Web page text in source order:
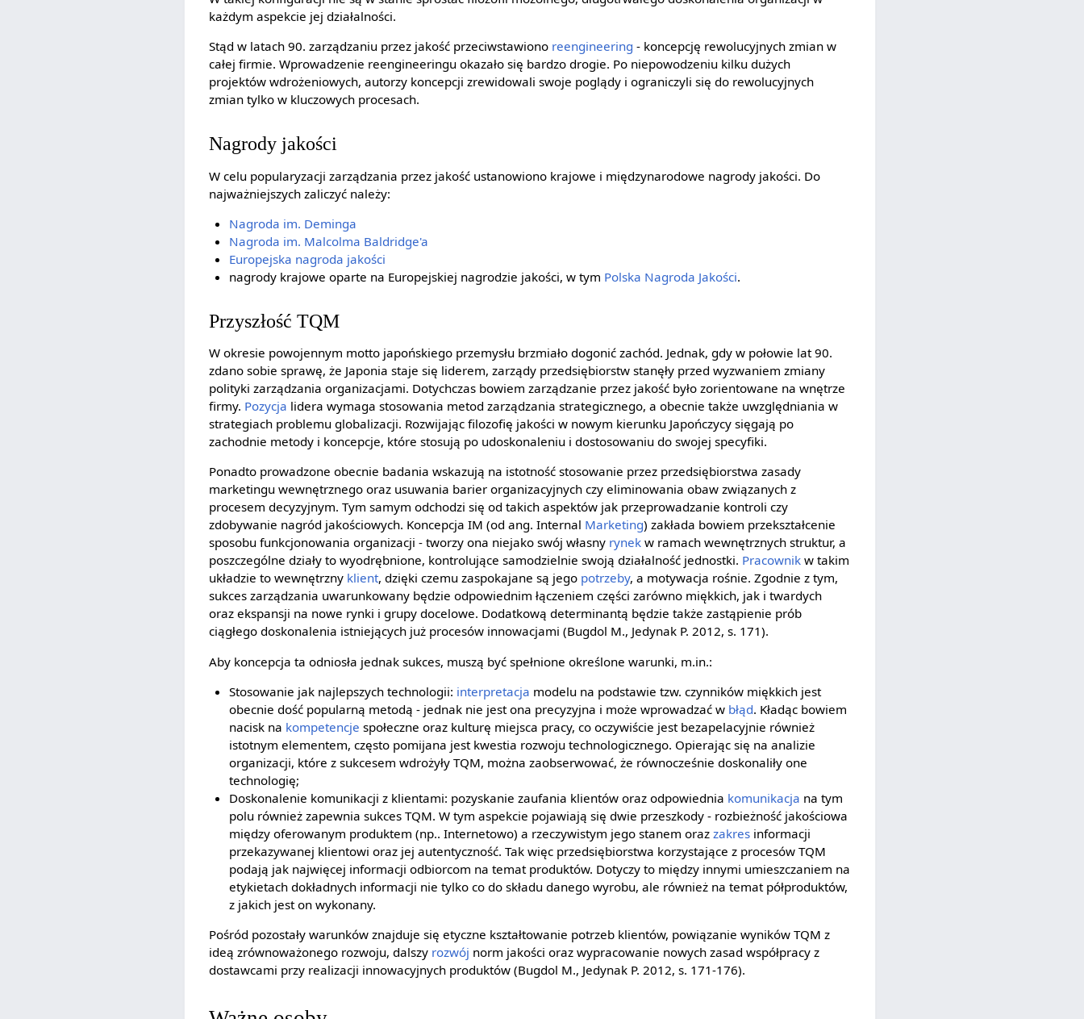
każdym aspekcie jej działalności.
Stąd w latach 90. zarządzaniu przez jakość przeciwstawiono reengineering - koncepcję rewolucyjnych zmian w
całej firmie. Wprowadzenie reengineeringu okazało się bardzo drogie. Po niepowodzeniu kilku dużych
projektów wdrożeniowych, autorzy koncepcji zrewidowali swoje poglądy i ograniczyli się do rewolucyjnych
zmian tylko w kluczowych procesach.
Nagrody jakości
W celu popularyzacji zarządzania przez jakość ustanowiono krajowe i międzynarodowe nagrody jakości. Do
najważniejszych zaliczyć należy:
Nagroda im. Deminga
Nagroda im. Malcolma Baldridge'a
Europejska nagroda jakości
nagrody krajowe oparte na Europejskiej nagrodzie jakości, w tym Polska Nagroda Jakości.
Przyszłość TQM
W okresie powojennym motto japońskiego przemysłu brzmiało dogonić zachód. Jednak, gdy w połowie lat 90.
zdano sobie sprawę, że Japonia staje się liderem, zarządy przedsiębiorstw stanęły przed wyzwaniem zmiany
polityki zarządzania organizacjami. Dotychczas bowiem zarządzanie przez jakość było zorientowane na wnętrze
firmy. Pozycja lidera wymaga stosowania metod zarządzania strategicznego, a obecnie także uwzględniania w
strategiach problemu globalizacji. Rozwijając filozofię jakości w nowym kierunku Japończycy sięgają po
zachodnie metody i koncepcje, które stosują po udoskonaleniu i dostosowaniu do swojej specyfiki.
Ponadto prowadzone obecnie badania wskazują na istotność stosowanie przez przedsiębiorstwa zasady
marketingu wewnętrznego oraz usuwania barier organizacyjnych czy eliminowania obaw związanych z
procesem decyzyjnym. Tym samym odchodzi się od takich aspektów jak przeprowadzanie kontroli czy
zdobywanie nagród jakościowych. Koncepcja IM (od ang. Internal Marketing) zakłada bowiem przekształcenie
sposobu funkcjonowania organizacji - tworzy ona niejako swój własny rynek w ramach wewnętrznych struktur, a
poszczególne działy to wyodrębnione, kontrolujące samodzielnie swoją działalność jednostki. Pracownik w takim
układzie to wewnętrzny klient, dzięki czemu zaspokajane są jego potrzeby, a motywacja rośnie. Zgodnie z tym,
sukces zarządzania uwarunkowany będzie odpowiednim łączeniem części zarówno miękkich, jak i twardych
oraz ekspansji na nowe rynki i grupy docelowe. Dodatkową determinantą będzie także zastąpienie prób
ciągłego doskonalenia istniejących już procesów innowacjami (Bugdol M., Jedynak P. 2012, s. 171).
Aby koncepcja ta odniosła jednak sukces, muszą być spełnione określone warunki, m.in.:
Stosowanie jak najlepszych technologii: interpretacja modelu na podstawie tzw. czynników miękkich jest
obecnie dość popularną metodą - jednak nie jest ona precyzyjna i może wprowadzać w błąd. Kładąc bowiem
nacisk na kompetencje społeczne oraz kulturę miejsca pracy, co oczywiście jest bezapelacyjnie również
istotnym elementem, często pomijana jest kwestia rozwoju technologicznego. Opierając się na analizie
organizacji, które z sukcesem wdrożyły TQM, można zaobserwować, że równocześnie doskonaliły one
technologię;
Doskonalenie komunikacji z klientami: pozyskanie zaufania klientów oraz odpowiednia komunikacja na tym
polu również zapewnia sukces TQM. W tym aspekcie pojawiają się dwie przeszkody - rozbieżność jakościowa
między oferowanym produktem (np.. Internetowo) a rzeczywistym jego stanem oraz zakresinformacji
przekazywanej klientowi oraz jej autentyczność. Tak więc przedsiębiorstwa korzystające z procesów TQM
podają jak najwięcej informacji odbiorcom na temat produktów. Dotyczy to między innymi umieszczaniem na
etykietach dokładnych informacji nie tylko co do składu danego wyrobu, ale również na temat półproduktów,
z jakich jest on wykonany.
Pośród pozostały warunków znajduje się etyczne kształtowanie potrzeb klientów, powiązanie wyników TQM z
ideą zrównoważonego rozwoju, dalszy rozwój norm jakości oraz wypracowanie nowych zasad współpracy z
dostawcami przy realizacji innowacyjnych produktów (Bugdol M., Jedynak P. 2012, s. 171-176).